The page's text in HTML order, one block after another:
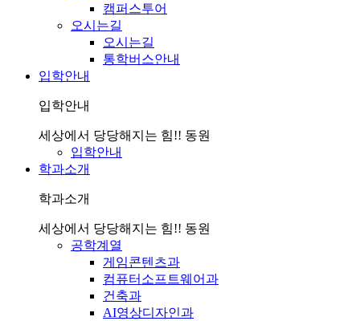
캠퍼스투어
오시는길
오시는길
통학버스안내
입학안내
입학안내
세상에서 당당해지는 힘!! 동원
입학안내
학과소개
학과소개
세상에서 당당해지는 힘!! 동원
공학계열
게임콘텐츠과
컴퓨터소프트웨어과
건축과
AI영상디자인과